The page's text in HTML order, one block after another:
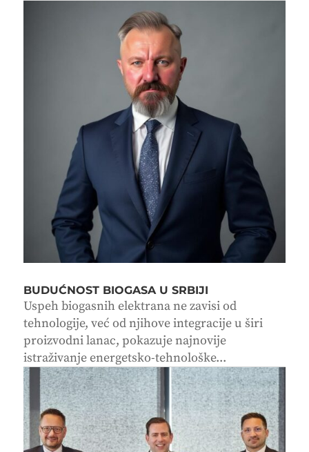
BUDUĆNOST BIOGASA U SRBIJI
Uspeh biogasnih elektrana ne zavisi od
tehnologije, već od njihove integracije u širi
proizvodni lanac, pokazuje najnovije
istraživanje energetsko-tehnološke...